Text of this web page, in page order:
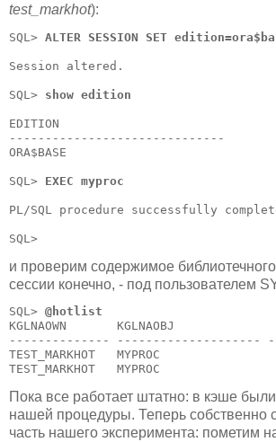
test_markhot):
SQL> ALTER SESSION SET
Session altered.
SQL> show edition
EDITION
------------------------------
ORA$BASE
SQL> EXEC myproc
PL/SQL procedure successfully
SQL>
и проверим содержимое
сессии конечно, - под пользователем
SQL> @hotlist
KGLNAOWN       KGLNAOBJ
-------------- --------------------
TEST_MARKHOT   MYPROC
Пока все работает штатно: в кэше
нашей процедуры. Теперь собственно
часть нашего эксперимента: пометим